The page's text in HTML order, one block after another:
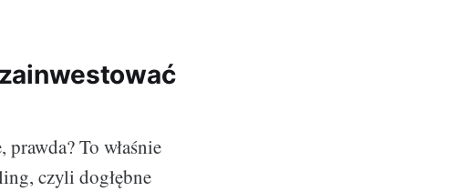
To właśnie
czyli dogłębne